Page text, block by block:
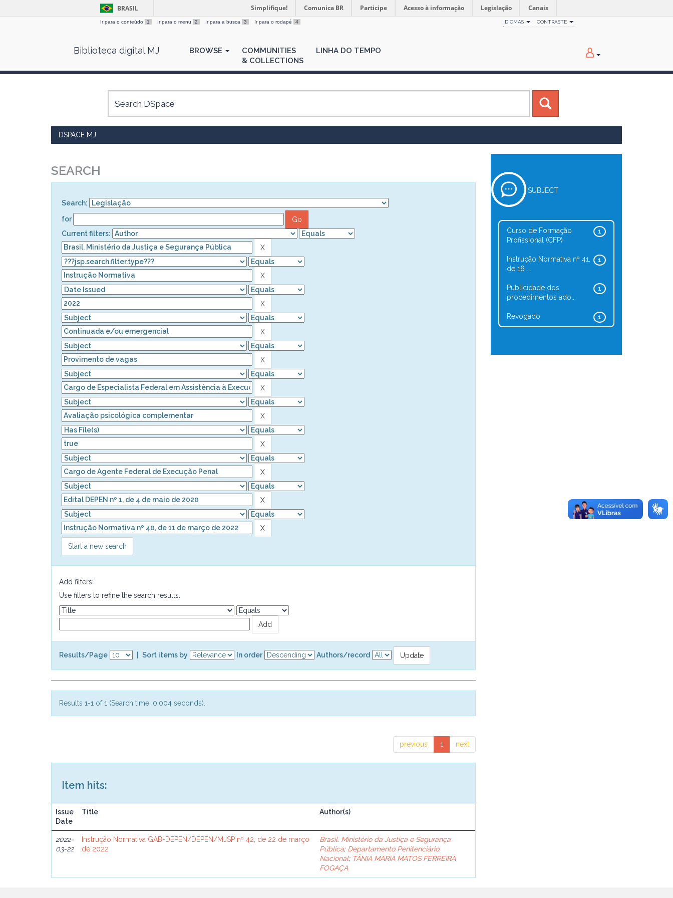
BRASIL Simplifique! Comunica BR Participe Acesso à informação Legislação Canais
Ir para o conteúdo 1 Ir para o menu 2 Ir para a busca 3 Ir para o rodapé 4 IDIOMAS CONTRASTE
Biblioteca digital MJ BROWSE
COMMUNITIES
& COLLECTIONS
LINHA DO TEMPO
DSPACE MJ
SEARCH
Search:
for
Current filters:
Start a new search
Add filters:
Use filters to refine the search results.
Results/Page Sort items by In order Authors/record
Results 1-1 of 1 (Search time: 0.004 seconds).
previous 1 next
Item hits:
Issue
Date
Title Author(s)
2022-
03-22
Instrução Normativa GAB-DEPEN/DEPEN/MJSP nº 42, de 22 de março
de 2022
Brasil. Ministério da Justiça e Segurança
Pública; Departamento Penitenciário
Nacional; TÂNIA MARIA MATOS FERREIRA
FOGAÇA
SUBJECT
1
Curso de Formação
Profissional (CFP)
1
Instrução Normativa nº 41,
de 16 ...
1
Publicidade dos
procedimentos ado...
1
Revogado